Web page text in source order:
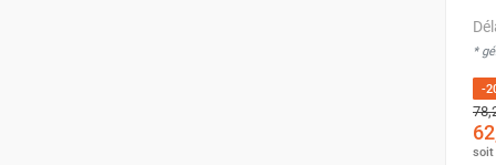
*
-
soit